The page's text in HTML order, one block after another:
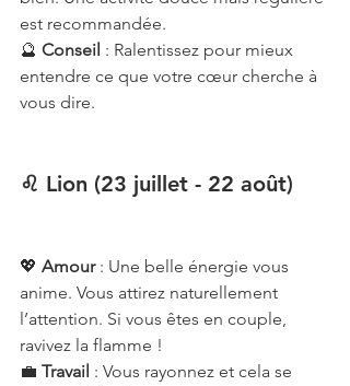
est recommandée.
🔮 Conseil : Ralentissez pour mieux
entendre ce que votre cœur cherche à
vous dire.
♌ Lion (23 juillet - 22 août)
💖 Amour : Une belle énergie vous
anime. Vous attirez naturellement
l’attention. Si vous êtes en couple,
ravivez la flamme !
💼 Travail : Vous rayonnez et cela se